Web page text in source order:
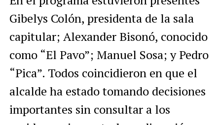
Gibelys Colón, presidenta de la sala
capitular; Alexander Bisonó, conocido
como “El Pavo”; Manuel Sosa; y Pedro
“Pica”. Todos coincidieron en que el
alcalde ha estado tomando decisiones
importantes sin consultar a los